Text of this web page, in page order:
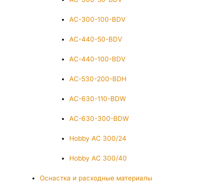
AC-300-100-BDV
AC-440-50-BDV
AC-440-100-BDV
AC-530-200-BDH
AC-630-110-BDW
AC-630-300-BDW
Hobby AC 300/24
Hobby AC 300/40
Оснастка и расходные материалы